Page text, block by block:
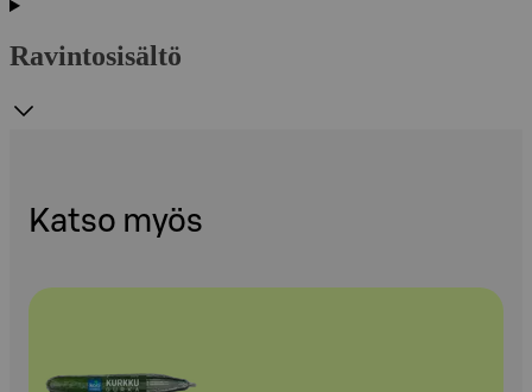
Ravintosisältö
Katso myös